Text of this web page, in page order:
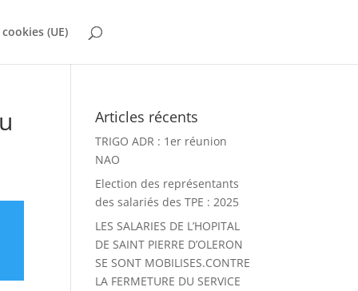
(UE)
Articles récents
TRIGO ADR : 1er réunion
NAO
Election des représentants
des salariés des TPE : 2025
LES SALARIES DE L’HOPITAL
DE SAINT PIERRE D’OLERON
SE SONT MOBILISES.CONTRE
LA FERMETURE DU SERVICE